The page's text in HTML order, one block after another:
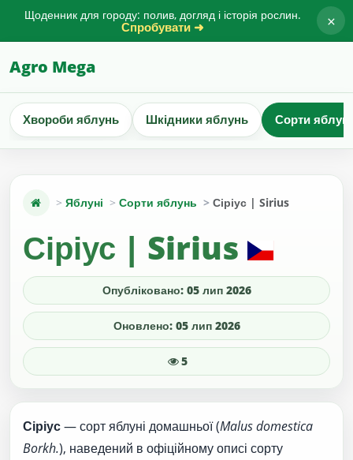
Щоденник для городу: полив, догляд і історія рослин.
Спробувати ➜ ×
Agro Mega
Хвороби яблунь Шкідники яблунь Сорти
Яблуні Сорти яблунь Сіріус | Sirius
Сіріус | Sirius
Опубліковано: 05 лип 2026
Оновлено: 05 лип 2026
5
Сіріус— сорт яблуні домашньої (Malus domestica
Borkh.), наведений в офіційному описі сорту